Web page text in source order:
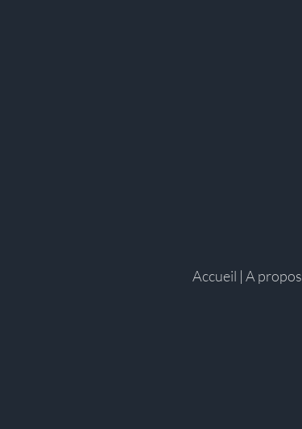
Accueil | A propos